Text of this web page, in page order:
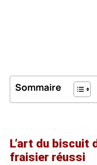
Sommaire
L’art du biscuit
fraisier réussi